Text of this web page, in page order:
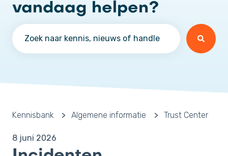
vandaag helpen?
Kennisbank Algemene informatie Trust Center
8 juni 2026